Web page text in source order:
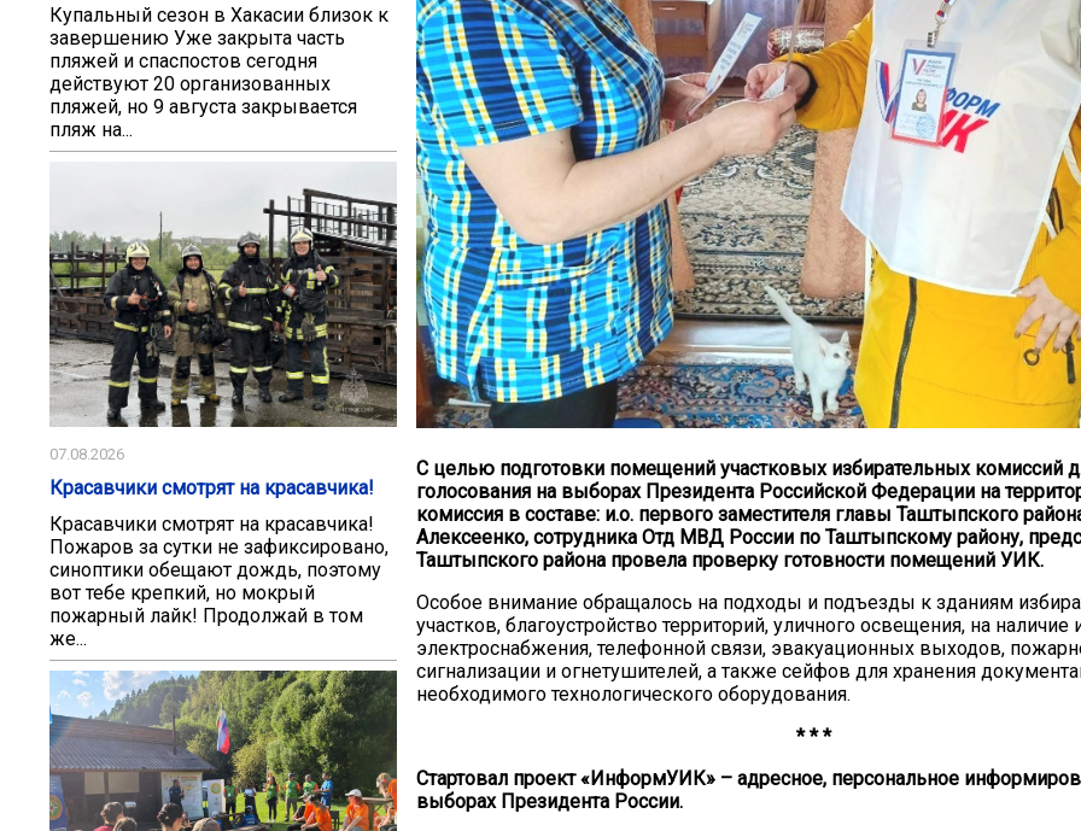
Купальный сезон в Хакасии близок к
завершению Уже закрыта часть
пляжей и спаспостов сегодня
действуют 20 организованных
пляжей, но 9 августа закрывается
пляж на...
07.08.2026
Красавчики смотрят на красавчика!
Красавчики смотрят на красавчика!
Пожаров за сутки не зафиксировано,
синоптики обещают дождь, поэтому
вот тебе крепкий, но мокрый
пожарный лайк! Продолжай в том
же...
С целью подготовки помещений участковых избирательных комиссий
голосования на выборах Президента Российской Федерации на
комиссия в составе: и.о. первого заместителя главы Таштыпского
Алексеенко, сотрудника Отд МВД России по Таштыпскому району,
Таштыпского района провела проверку готовности помещений УИК.
Особое внимание обращалось на подходы и подъезды к зданиям
участков, благоустройство территорий, уличного освещения, на наличие
электроснабжения, телефонной связи, эвакуационных выходов,
сигнализации и огнетушителей, а также сейфов для хранения
необходимого технологического оборудования.
* * *
Стартовал проект «ИнформУИК» – адресное, персональное
выборах Президента России.